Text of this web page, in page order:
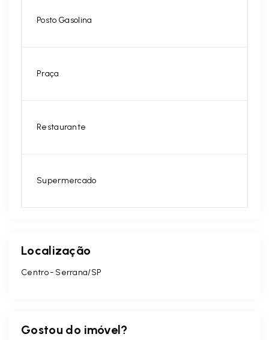
Posto Gasolina
Praça
Restaurante
Supermercado
Localização
Centro - Serrana/SP
Gostou do imóvel?